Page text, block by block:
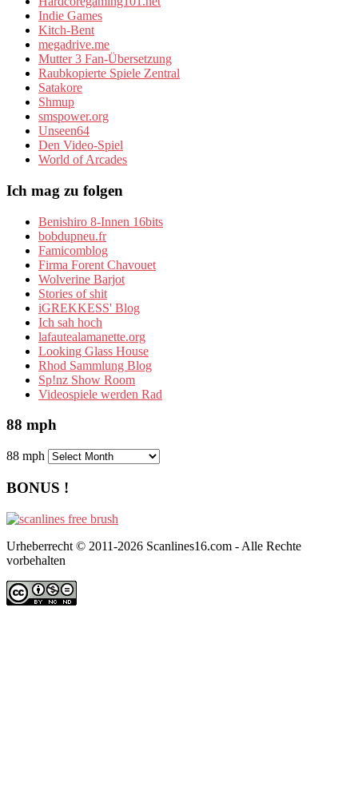
Indie Games
Kitch-Bent
megadrive.me
Mutter 3 Fan-Übersetzung
Raubkopierte Spiele Zentral
Satakore
Shmup
smspower.org
Unseen64
Den Video-Spiel
World of Arcades
Ich mag zu folgen
Benishiro 8-Innen 16bits
bobdupneu.fr
Famicomblog
Firma Forent Chavouet
Wolverine Barjot
Stories of shit
iGREKKESS' Blog
Ich sah hoch
lafautealamanette.org
Looking Glass House
Rhod Sammlung Blog
Sp!nz Show Room
Videospiele werden Rad
88 mph
88 mph
BONUS !
Urheberrecht © 2011-2026 Scanlines16.com - Alle Rechte
vorbehalten